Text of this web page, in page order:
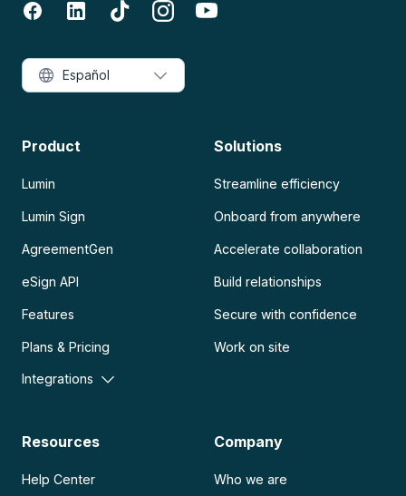
Product
Lumin
Lumin Sign
AgreementGen
eSign API
Features
Plans & Pricing
Integrations
Solutions
Streamline efficiency
Onboard from anywhere
Accelerate collaboration
Build relationships
Secure with confidence
Work on site
Resources
Help Center
Company
Who we are
Español